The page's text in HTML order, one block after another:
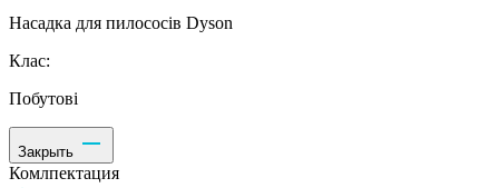
Насадка для пилососів Dyson
Клас:
Побутові
Закрыть
Комлпектация